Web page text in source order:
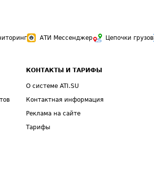
АТИ Мессенджер Цепочки грузов
КОНТАКТЫ И ТАРИФЫ
О системе ATI.SU
Контактная информация
Реклама на сайте
Тарифы